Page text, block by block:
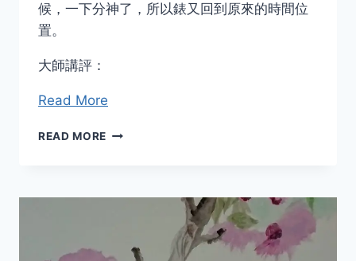
候，一下分神了，所以錶又回到原來的時間位
置。
大師講評：
Read More
READ MORE 信
功